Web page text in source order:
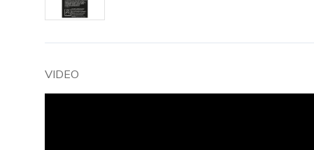
VIDEO